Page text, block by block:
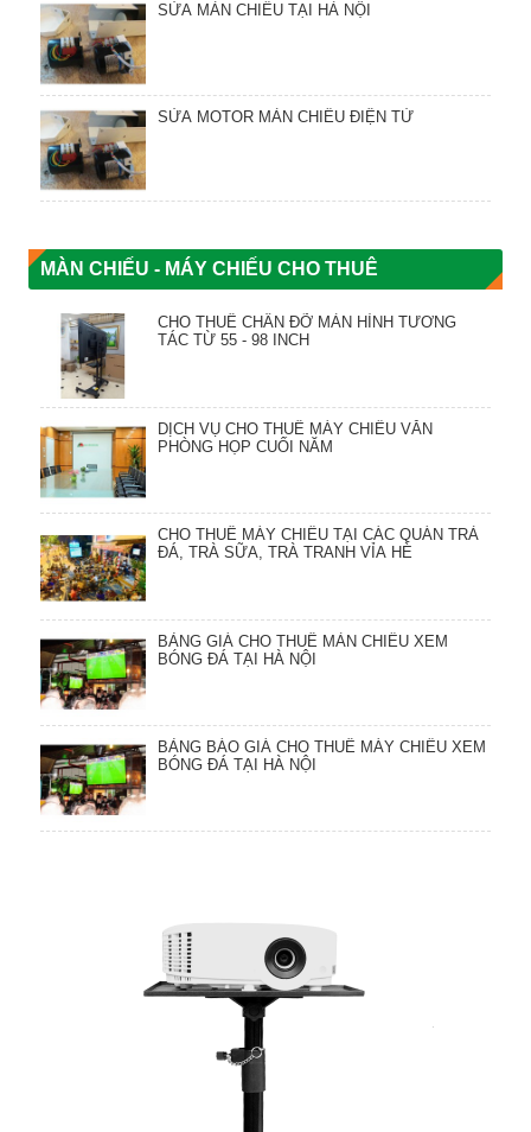
SỬA MÀN CHIẾU TẠI HÀ NỘI
SỬA MOTOR MÀN CHIẾU ĐIỆN TỬ
MÀN CHIẾU - MÁY CHIẾU CHO THUÊ
CHO THUÊ CHÂN ĐỠ MÀN HÌNH TƯƠNG
TÁC TỪ 55 - 98 INCH
DỊCH VỤ CHO THUÊ MÁY CHIẾU VĂN
PHÒNG HỌP CUỐI NĂM
CHO THUÊ MÁY CHIẾU TẠI CÁC QUÁN TRÀ
ĐÁ, TRÀ SỮA, TRÀ TRANH VỈA HÈ
BẢNG GIÁ CHO THUÊ MÀN CHIẾU XEM
BÓNG ĐÁ TẠI HÀ NỘI
BẢNG BÁO GIÁ CHO THUÊ MÁY CHIẾU XEM
BÓNG ĐÁ TẠI HÀ NỘI